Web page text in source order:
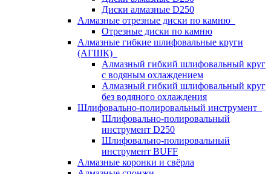
Диски алмазные D250
Алмазные отрезные диски по камню
Отрезные диски по камню
Алмазные гибкие шлифовальные круги
(АГШК)
Алмазный гибкий шлифовальный круг
с водяным охлаждением
Алмазный гибкий шлифовальный круг
без водяного охлаждения
Шлифовально-полировальный инструмент
Шлифовально-полировальный
инструмент D250
Шлифовально-полировальный
инструмент BUFF
Алмазные коронки и свёрла